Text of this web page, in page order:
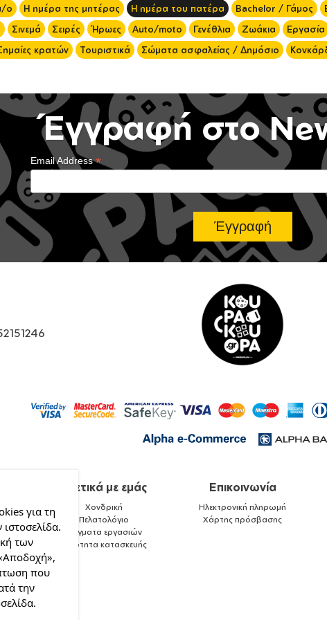
ο Η ημέρα της μητέρας Η ημέρα του πατέρα Bachelor / Γάμος
Σινεμά Σειρές Ήρωες Auto/moto Γενέθλια Ζωάκια Εργασία
κρατών Τουριστικά Σώματα ασφαλείας / Δημόσιο
Έγγραφή στο
Email Address*
Σχετικά με εμάς
Χονδρική
Πελατολόγιο
Δείγματα εργασιών
Ποιότητα κατασκευής
Επικοινωνία
Ηλεκτρονική πληρωμή
Χάρτης πρόσβασης
για τη
των
που
την